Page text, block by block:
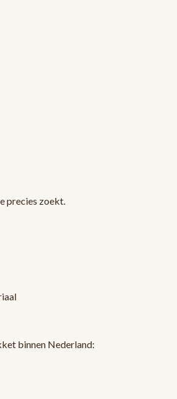
precies zoekt.
binnen Nederland: